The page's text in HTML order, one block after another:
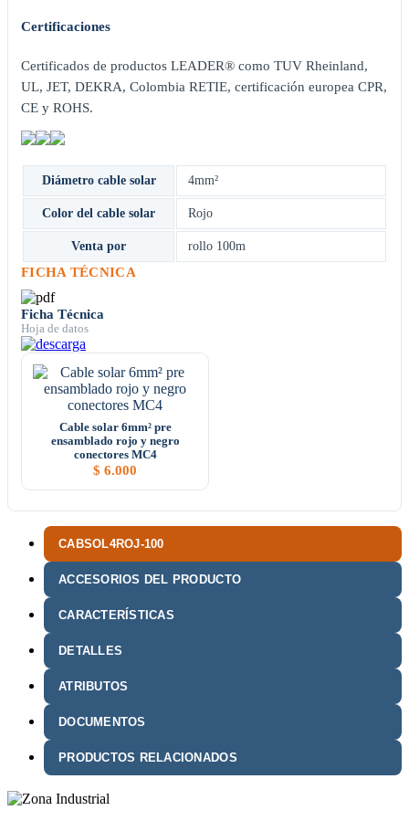
CABSOL4ROJ-100
ACCESORIOS DEL PRODUCTO
CARACTERÍSTICAS
DETALLES
ATRIBUTOS
DOCUMENTOS
PRODUCTOS RELACIONADOS
Certificaciones
Certificados de productos LEADER® como TUV Rheinland,
UL, JET, DEKRA, Colombia RETIE, certificación europea CPR,
CE y ROHS.
Diámetro cable solar 4mm²
Color del cable solar Rojo
Venta por rollo 100m
FICHA TÉCNICA
Ficha Técnica
Hoja de datos
Cable solar 6mm² pre
ensamblado rojo y negro
conectores MC4
$ 6.000